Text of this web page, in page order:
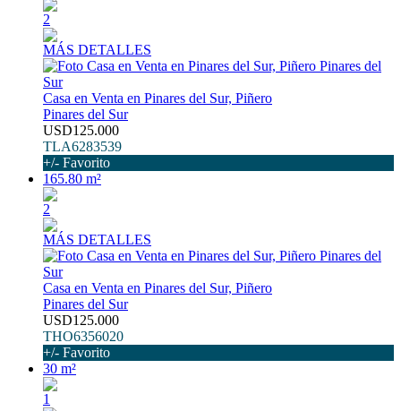
2
MÁS DETALLES
Casa en Venta en Pinares del Sur, Piñero
Pinares del Sur
USD125.000
TLA6283539
+/- Favorito
165.80 m²
2
MÁS DETALLES
Casa en Venta en Pinares del Sur, Piñero
Pinares del Sur
USD125.000
THO6356020
+/- Favorito
30 m²
1